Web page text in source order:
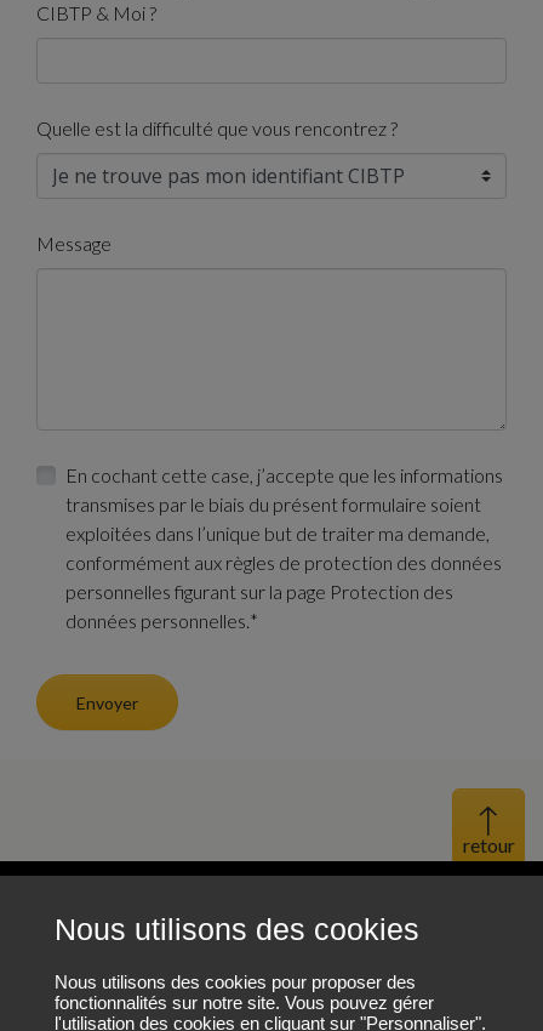
Nous utilisons des cookies
Nous utilisons des cookies pour proposer des
fonctionnalités sur notre site. Vous pouvez gérer
l'utilisation des cookies en cliquant sur "Personnaliser".
CIBTP & Moi ?
Quelle est la difficulté que vous rencontrez ?
Message
En cochant cette case, j’accepte que les informations
transmises par le biais du présent formulaire soient
exploitées dans l’unique but de traiter ma demande,
conformément aux règles de protection des données
personnelles figurant sur la page Protection des
données personnelles.*
Envoyer
Haut
Mentions légales
Protection des données personnelles